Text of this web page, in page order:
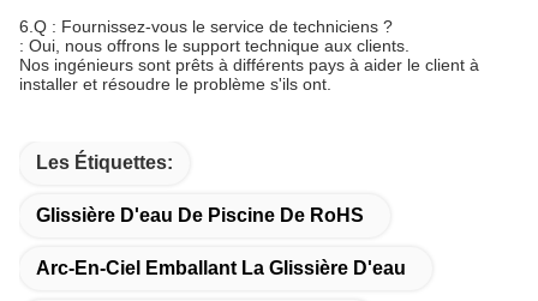
6.Q : Fournissez-vous le service de techniciens ?
: Oui, nous offrons le support technique aux clients.
Nos ingénieurs sont prêts à différents pays à aider le client à
installer et résoudre le problème s'ils ont.
Les Étiquettes:
Glissière D'eau De Piscine De RoHS
Arc-En-Ciel Emballant La Glissière D'eau